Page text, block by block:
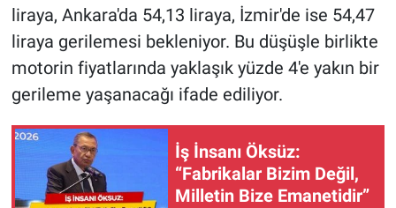
liraya, Ankara'da 54,13 liraya, İzmir'de ise 54,47
liraya gerilemesi bekleniyor. Bu düşüşle birlikte
motorin fiyatlarında yaklaşık yüzde 4'e yakın bir
gerileme yaşanacağı ifade ediliyor.
İş İnsanı Öksüz:
“Fabrikalar Bizim Değil,
Milletin Bize Emanetidir”